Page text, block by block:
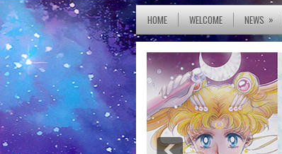
HOME WELCOME NEWS »